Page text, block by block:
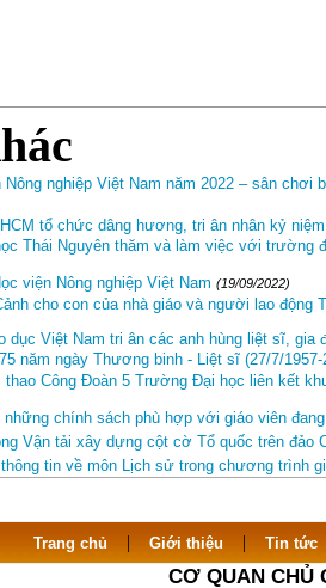
Nông nghiệp Việt Nam năm 2022 – sân
tổ chức dâng hương, tri ân nhân kỷ
Thái Nguyên thăm và làm việc với trường
viện Nông nghiệp Việt Nam (19/09/2022)
cho con của nhà giáo và người lao
dục Việt Nam tri ân các anh hùng liệt sĩ,
năm ngày Thương binh - Liệt sĩ (27/7/1957-
thao Công Đoàn 5 Trường Đại học liên kết
chính sách phù hợp với giáo viên
Vận tải xây dựng cột cờ Tổ quốc trên đảo
tin về môn Lịch sử trong chương trình
Trang chủ | Giới thiệu | Tin tức
CƠ QUAN CHỦ